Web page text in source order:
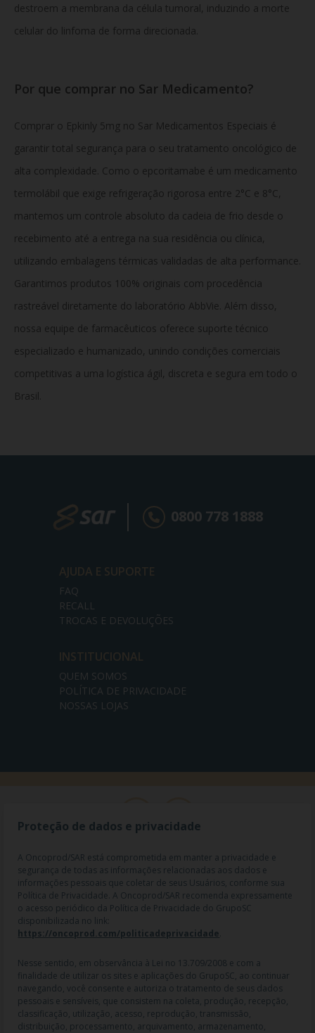
destroem a membrana da célula tumoral, induzindo a morte
celular do linfoma de forma direcionada.
Por que comprar no Sar Medicamento?
Comprar o Epkinly 5mg no Sar Medicamentos Especiais é
garantir total segurança para o seu tratamento oncológico de
alta complexidade. Como o epcoritamabe é um medicamento
termolábil que exige refrigeração rigorosa entre 2°C e 8°C,
mantemos um controle absoluto da cadeia de frio desde o
recebimento até a entrega na sua residência ou clínica,
utilizando embalagens térmicas validadas de alta performance.
Garantimos produtos 100% originais com procedência
rastreável diretamente do laboratório AbbVie. Além disso,
nossa equipe de farmacêuticos oferece suporte técnico
especializado e humanizado, unindo condições comerciais
competitivas a uma logística ágil, discreta e segura em todo o
Brasil.
0800 778 1888
AJUDA E SUPORTE
FAQ
RECALL
TROCAS E DEVOLUÇÕES
INSTITUCIONAL
QUEM SOMOS
POLÍTICA DE PRIVACIDADE
NOSSAS LOJAS
RAZÃO SOCIAL: ONCO PROD DIST. DE PROD. HOSP. E ONCOL. LTDA |
04.307.650/0019-64 | IE: 119.242.793.110 | Endereço R: Olimpíadas, nº
100 2º andar CJ 21 22 - Vila Olímpia - SP | Cep: 04551-000 |
Farmacêutico responsável: Dra. Gislaine Lopes de Jesus - CRF/SP 47509
| AFE: 7.60997-7 | CMVS: 355030801-477-010609-1-0.
As informações contidas neste site não devem ser usadas para
Proteção de dados e privacidade
A Oncoprod/SAR está comprometida em manter a privacidade e
segurança de todas as informações relacionadas aos dados e
informações pessoais que coletar de seus Usuários, conforme sua
Política de Privacidade. A Oncoprod/SAR recomenda expressamente
o acesso periódico da Política de Privacidade do GrupoSC
disponibilizada no link:
https://oncoprod.com/politicadeprivacidade
Nesse sentido, em observância à Lei no 13.709/2008 e com a
finalidade de utilizar os sites e aplicações do GrupoSC, ao continuar
navegando, você consente e autoriza o tratamento de seus dados
pessoais e sensíveis, que consistem na coleta, produção, recepção,
classificação, utilização, acesso, reprodução, transmissão,
distribuição, processamento, arquivamento, armazenamento,